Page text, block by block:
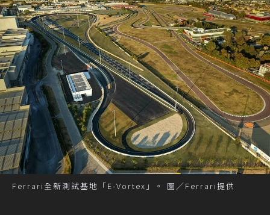
Ferrari全新測試基地「E-Vortex」。 圖／Ferrari提供